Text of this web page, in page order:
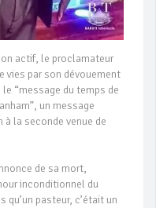
actif, le proclamateur
vies par son dévouement
le “message du temps de
un message
la seconde venue de
de sa mort,
inconditionnel du
pasteur, c’était un